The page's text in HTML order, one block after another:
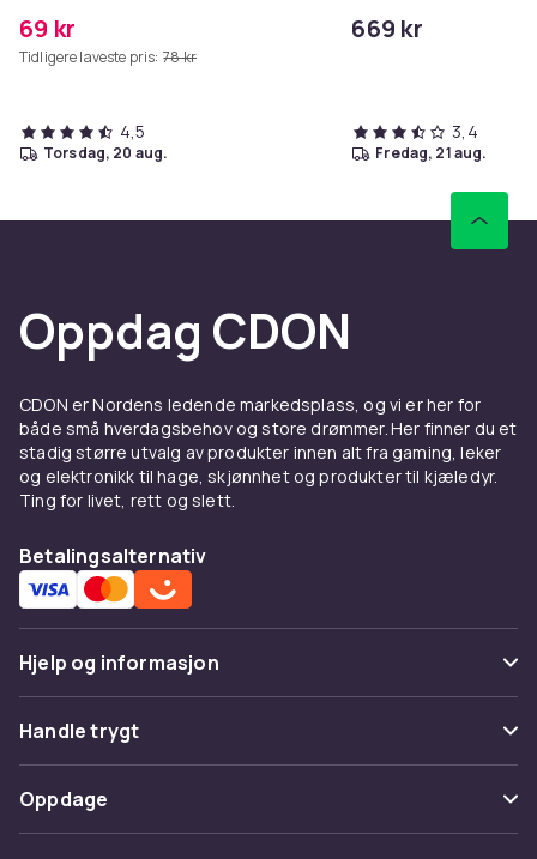
69 kr
Tidligere laveste pris: 78 kr
4,5
torsdag, 20 aug.
669 kr
3,4
fredag, 21 aug.
Oppdag CDON
CDON er Nordens ledende markedsplass, og vi er her for
både små hverdagsbehov og store drømmer. Her finner du et
stadig større utvalg av produkter innen alt fra gaming, leker
og elektronikk til hage, skjønnhet og produkter til kjæledyr.
Ting for livet, rett og slett.
Betalingsalternativ
Hjelp og informasjon
Vanlige spørsmål
Spor pakke
Angre & returner her
Handle trygt
Betaling
Levering
Oppdage